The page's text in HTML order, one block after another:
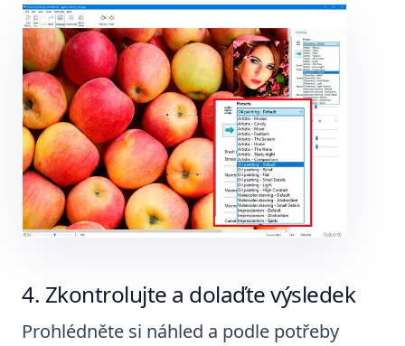
Zkontrolujte a dolaďte výsledek
Prohlédněte si náhled a podle potřeby